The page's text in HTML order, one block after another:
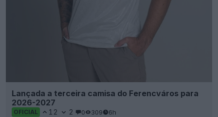
Lançada a terceira camisa do Ferencváros para
2026-2027
OFICIAL 12 2 0 309 6h